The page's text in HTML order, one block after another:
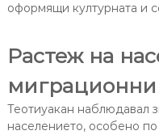
оформящи културната и
Растеж на
Теотиуакан наблюдавал
населението, особено